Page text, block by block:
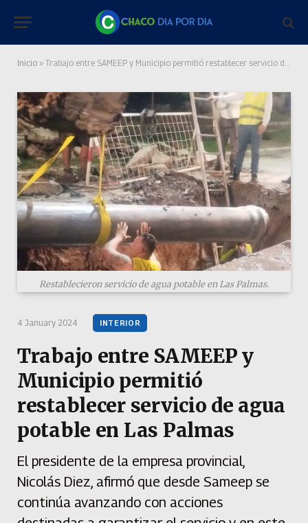
Inicio » Trabajo entre SAMEEP y Municipio permitió restablecer servicio de agua potable en Las Palmas
4 January 2024 INTERIOR
Trabajo entre SAMEEP y
Municipio permitió
restablecer servicio de agua
potable en Las Palmas
El presidente de la empresa provincial,
Nicolás Diez, afirmó que desde Sameep se
continúa avanzando con acciones
Restablecieron servicio de agua potable en Las Palmas.